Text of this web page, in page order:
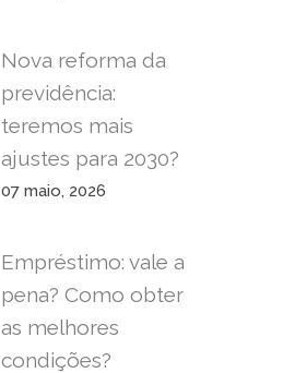
Nova reforma da
previdência:
teremos mais
ajustes para 2030?
07 maio, 2026
Empréstimo: vale a
pena? Como obter
as melhores
condições?